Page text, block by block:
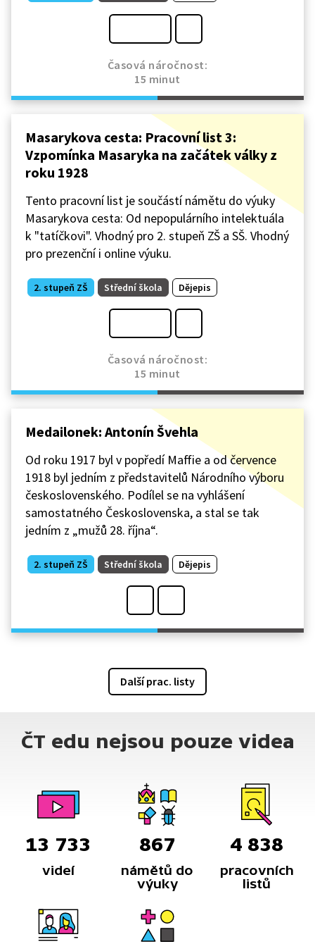
Časová náročnost:
15 minut
Masarykova cesta: Pracovní list 3:
Vzpomínka Masaryka na začátek války z
roku 1928
Tento pracovní list je součástí námětu do výuky
Masarykova cesta: Od nepopulárního intelektuála
k "tatíčkovi". Vhodný pro 2. stupeň ZŠ a SŠ. Vhodný
pro prezenční i online výuku.
2. stupeň ZŠ Střední škola Dějepis
Časová náročnost:
15 minut
Medailonek: Antonín Švehla
Od roku 1917 byl v popředí Maffie a od července
1918 byl jedním z představitelů Národního výboru
československého. Podílel se na vyhlášení
samostatného Československa, a stal se tak
jedním z „mužů 28. října“.
2. stupeň ZŠ Střední škola Dějepis
Další prac. listy
ČT edu nejsou pouze videa
13 733
videí
867
námětů do
výuky
4 838
pracovních
listů